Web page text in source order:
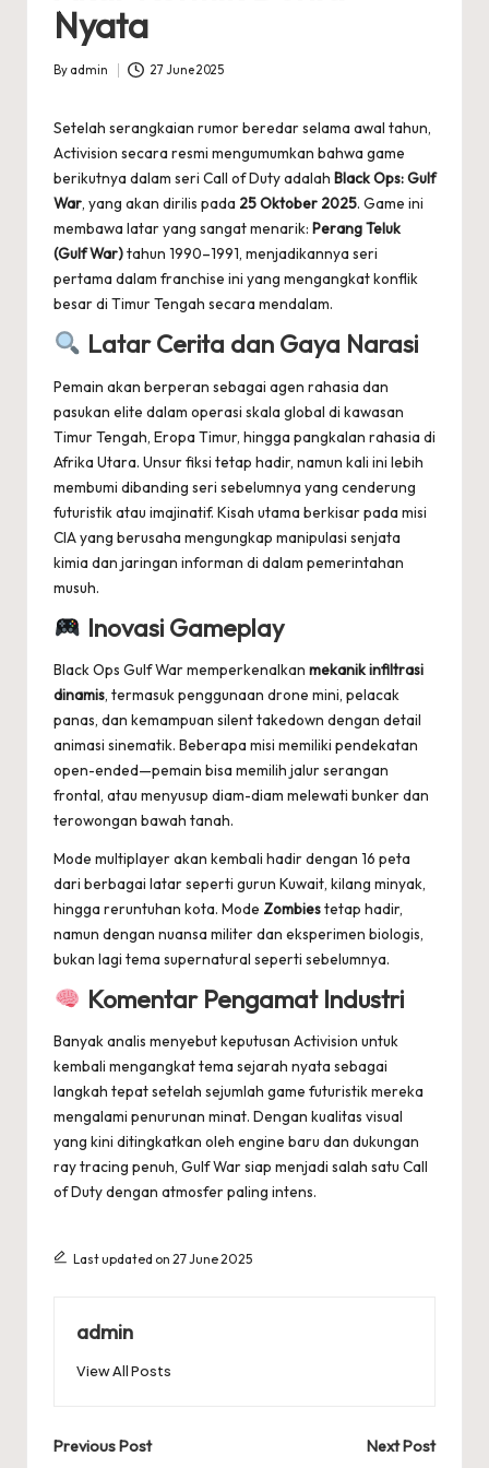
Nyata
Posted
By admin 27 June 2025
Setelah serangkaian rumor beredar selama awal tahun,
Activision secara resmi mengumumkan bahwa game
berikutnya dalam seri Call of Duty adalah Black Ops: Gulf
War, yang akan dirilis pada 25 Oktober 2025. Game ini
membawa latar yang sangat menarik: Perang Teluk
(Gulf War)tahun 1990–1991, menjadikannya seri
pertama dalam franchise ini yang mengangkat konflik
besar di Timur Tengah secara mendalam.
Latar Cerita dan Gaya Narasi
Pemain akan berperan sebagai agen rahasia dan
pasukan elite dalam operasi skala global di kawasan
Timur Tengah, Eropa Timur, hingga pangkalan rahasia di
Afrika Utara. Unsur fiksi tetap hadir, namun kali ini lebih
membumi dibanding seri sebelumnya yang cenderung
futuristik atau imajinatif. Kisah utama berkisar pada misi
CIA yang berusaha mengungkap manipulasi senjata
kimia dan jaringan informan di dalam pemerintahan
musuh.
Inovasi Gameplay
Black Ops Gulf War memperkenalkan mekanik infiltrasi
dinamis, termasuk penggunaan drone mini, pelacak
panas, dan kemampuan silent takedown dengan detail
animasi sinematik. Beberapa misi memiliki pendekatan
open-ended—pemain bisa memilih jalur serangan
frontal, atau menyusup diam-diam melewati bunker dan
terowongan bawah tanah.
Mode multiplayer akan kembali hadir dengan 16 peta
dari berbagai latar seperti gurun Kuwait, kilang minyak,
hingga reruntuhan kota. Mode Zombiestetap hadir,
namun dengan nuansa militer dan eksperimen biologis,
bukan lagi tema supernatural seperti sebelumnya.
Komentar Pengamat Industri
Banyak analis menyebut keputusan Activision untuk
kembali mengangkat tema sejarah nyata sebagai
langkah tepat setelah sejumlah game futuristik mereka
mengalami penurunan minat. Dengan kualitas visual
yang kini ditingkatkan oleh engine baru dan dukungan
ray tracing penuh, Gulf War siap menjadi salah satu Call
of Duty dengan atmosfer paling intens.
Last updated on 27 June 2025
admin
View All Posts
Post
Previous Post Next Post